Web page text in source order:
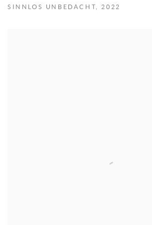
SINNLOS UNBEDACHT,2022